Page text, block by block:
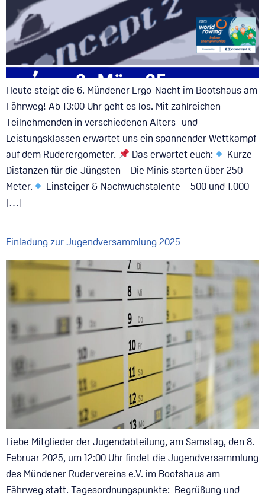
Heute steigt die 6. Mündener Ergo-Nacht im Bootshaus am
Fährweg! Ab 13:00 Uhr geht es los. Mit zahlreichen
Teilnehmenden in verschiedenen Alters- und
Leistungsklassen erwartet uns ein spannender Wettkampf
auf dem Ruderergometer.
Das erwartet euch:
Kurze
Distanzen für die Jüngsten – Die Minis starten über 250
Meter.
Einsteiger & Nachwuchstalente – 500 und 1.000
[…]
Einladung zur Jugendversammlung 2025
Liebe Mitglieder der Jugendabteilung, am Samstag, den 8.
Februar 2025, um 12:00 Uhr findet die Jugendversammlung
des Mündener Rudervereins e.V. im Bootshaus am
Fährweg statt. Tagesordnungspunkte: Begrüßung und